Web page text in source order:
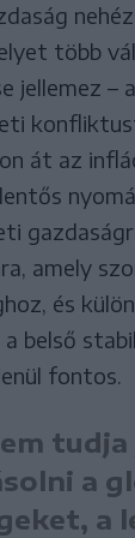
több
jellemez –
át az
amely
és
a belső
fontos.
a
a